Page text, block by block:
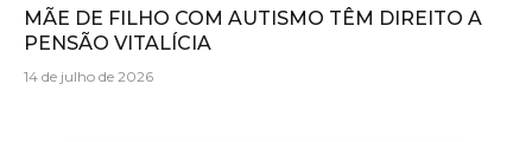
MÃE DE FILHO COM AUTISMO TÊM DIREITO A
PENSÃO VITALÍCIA
14 de julho de 2026